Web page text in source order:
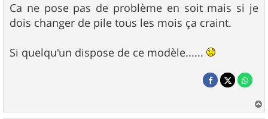
Ca ne pose pas de problème en soit mais si je
dois changer de pile tous les mois ça craint.
Si quelqu'un dispose de ce modèle......
a